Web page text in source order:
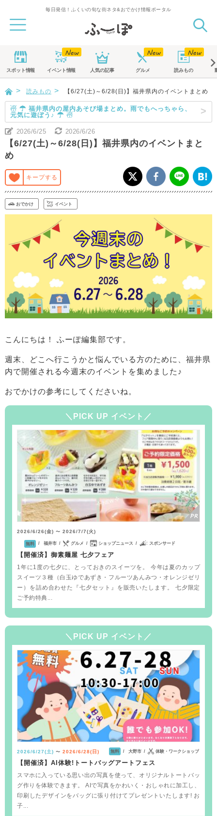
毎日発信！ふくいの旬な街ネタ&おでかけ情報ポータル
スポット情報 イベント情報 人気の記事 グルメ 読みもの
読みもの 【6/27(土)～6/28(日)】福井県内のイベントまとめ
☃ ☂ 福井県内の屋内あそび場まとめ。雨でもへっちゃら、
元気に遊ぼう♪ ☂ ☃
2026/6/25 2026/6/26
【6/27(土)～6/28(日)】福井県内のイベントまと
め
キープする
おでかけ イベント
こんにちは！ ふーぽ編集部です。
週末、どこへ行こうかと悩んでいる方のために、福井県
内で開催される今週末のイベントを集めました♪
おでかけの参考にしてくださいね。
＼PICK UP イベント／
2026/6/26(金) 〜 2026/7/7(火)
無料 福井市 グルメ ショップニュース スポンサード
【開催済】御素麺屋 七夕フェア
1年に1度の七夕に、とっておきのスイーツを。 今年は夏のカップ
スイーツ３種（白玉ゆであずき・フルーツあんみつ・オレンジゼリ
ー）を詰め合わせた『七夕セット』を販売いたします。 七夕限定
ご予約特典...
＼PICK UP イベント／
2026/6/27(土) 〜 2026/6/28(日) 無料 大野市 体験・ワークショップ
【開催済】AI体験!トートバッグアートフェス
スマホに入っている思い出の写真を使って、オリジナルトートバッ
グ作りを体験できます。 AIで写真をかわいく・おしゃれに加工し、
印刷したデザインをバッグに張り付けてプレゼントいたします! お
子...